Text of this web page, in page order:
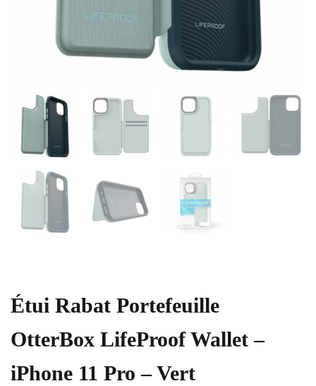
Étui Rabat Portefeuille
OtterBox LifeProof Wallet –
iPhone 11 Pro – Vert